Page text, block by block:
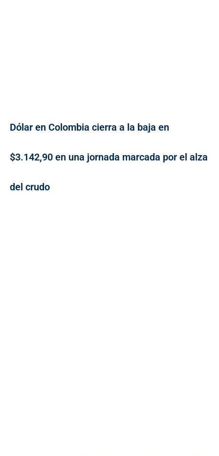
Dólar en Colombia cierra a la baja en
$3.142,90 en una jornada marcada por el alza
del crudo